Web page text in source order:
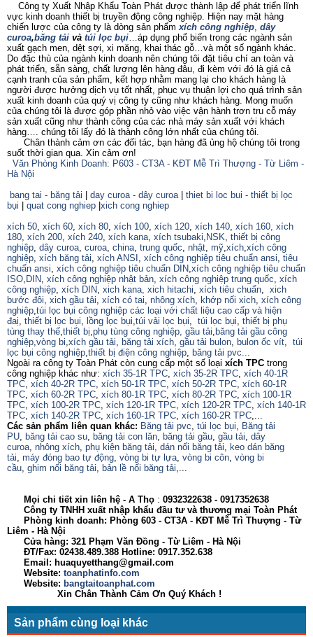
Công ty Xuất Nhập Khẩu Toàn Phát được thành lập để phát triển lĩnh
vực kinh doanh thiết bị truyền động công nghiệp. Hiện nay mặt hàng
chiến lược của công ty là dòng sản phẩm xích công nghiệp, dây
curoa,băng tải và túi lọc bụi…áp dụng phổ biến trong các ngành sản
xuất gạch men, dệt sợi, xi măng, khai thác gỗ…và một số ngành khác.
Do đặc thù của ngành kinh doanh nên chúng tôi đặt tiêu chí an toàn và
phát triển, sẵn sàng, chất lượng lên hàng đâu, đi kèm với đó là giá cả
cạnh tranh của sản phẩm, kết hợp nhằm mang lại cho khách hàng là
người được hưởng dịch vụ tốt nhất, phục vụ thuận lợi cho quá trình sản
xuất kinh doanh của quý vị công ty cũng như khách hàng. Mong muốn
của chúng tôi là được góp phần nhỏ vào việc vận hành trơn tru cỗ máy
sản xuất cũng như thành công của các nhà máy sản xuất với khách
hàng…. chúng tôi lấy đó là thành công lớn nhất của chúng tôi.
Chân thành cảm ơn các đối tác, bạn hàng đã ủng hộ chúng tôi trong
suốt thời gian qua. Xin cảm ơn!
Văn Phòng Kinh Doanh: P603 - CT3A - KĐT Mễ Trì Thượng - Từ Liêm -
Hà Nội
bang tai - băng tải
day curoa - dây curoa| thiet bi loc bui - thiết bị lọc
bụi
quat cong nghiep xich cong nghiep
xích 50, xích 60, xích 80, xích 100, xích 120, xích 140, xích 160, xích
180, xích 200, xích 240, xích kana, xích tsubaki, NSK, thiết bị công
nghiệp, dây curoa, curoa, china, trung quốc, nhật, mỹ,xích,xích công
nghiệp, xích băng tải, xích ANSI , xích công nghiệp tiêu chuẩn ansi, tiêu
chuẩn ansi, xích công nghiệp tiêu chuẩn DIN,xích công nghiệp tiêu chuẩn
ISO, DIN, xích công nghiệp nhật bản, xích công nghiệp trung quốc, xích
công nghiệp, xích DIN, xich kana, xich hitachi, xích tiêu chuẩn, xich
bước đôi, xich gầu tải, xích có tai, nhông xích, khớp nối xich, xích công
nghiệp,túi lọc bụi công nghiệp các loại với chất liệu cao cấp và hiện
đaị, thiết bị lọc bụi, lồng lọc bụi,túi vải lọc bụi, túi lọc bụi, thiết bị phụ
tùng thay thế,thiết bị,phụ tùng công nghiệp, gầu tải, băng tải gầu công
nghiệp,vòng bi,xích gầu tải, băng tải xích, gầu tải bulon, bulon ốc vít, túi
lọc bụi công nghiệp,thiết bị điện công nghiệp, băng tải pvc...
Ngoài ra công ty Toàn Phát còn cung cấp một số loại xích TPC trong
công nghiệp khác như: xích 35-1R TPC, xích 35-2R TPC, xích 40-1R
TPC, xích 40-2R TPC, xích 50-1R TPC, xích 50-2R TPC, xích 60-1R
TPC, xích 60-2R TPC, xích 80-1R TPC, xích 80-2R TPC, xích 100-1R
TPC, xích 100-2R TPC, xích 120-1R TPC, xích 120-2R TPC, xích 140-1R
TPC, xích 140-2R TPC, xích 160-1R TPC, xích 160-2R TPC,...
Các sản phẩm liên quan khác: Băng tải pvc, túi lọc bụi, Băng tải
PU, băng tải cao su, băng tải con lăn, băng tải gầu, gầu tải, dây
curoa, nhông xích, phụ kiện băng tải, dán nối băng tải, keo dán băng
tải, máy đóng bao tự động, vòng bi tự lựa, vòng bi côn, vòng bi
cầu, ghim nối băng tải, bản lề nối băng tải,...
Mọi chi tiết xin liên hệ - A Thọ : 0932322638 - 0917352638
Công ty TNHH xuất nhập khẩu đầu tư và thương mại Toàn Phát
Phòng kinh doanh: Phòng 603 - CT3A - KĐT Mễ Trì Thượng - Từ
Liêm - Hà Nội
Cửa hàng: 321 Phạm Văn Đồng - Từ Liêm - Hà Nội
ĐT/Fax: 02438.489.388 Hotline: 0917.352.638
Email: huaquyetthang@gmail.com
Website: toanphatinfo.com
Website: bangtaitoanphat.com
Xin Chân Thành Cảm Ơn Quý Khách !
Sản phẩm cùng loại khác